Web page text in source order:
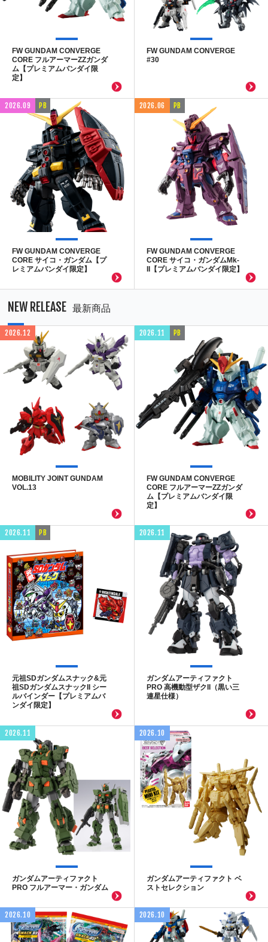
FW GUNDAM CONVERGE
CORE フルアーマーZZガンダ
ム【プレミアムバンダイ限
定】
FW GUNDAM CONVERGE
#30
2026.09 PB
FW GUNDAM CONVERGE
CORE サイコ・ガンダム【プ
レミアムバンダイ限定】
2026.06 PB
FW GUNDAM CONVERGE
CORE サイコ・ガンダムMk-
II【プレミアムバンダイ限定】
NEW RELEASE 最新商品
2026.12
MOBILITY JOINT GUNDAM
VOL.13
2026.11 PB
FW GUNDAM CONVERGE
CORE フルアーマーZZガンダ
ム【プレミアムバンダイ限
定】
2026.11 PB
元祖SDガンダムスナック&元
祖SDガンダムスナックII シー
ルバインダー【プレミアムバ
ンダイ限定】
2026.11
ガンダムアーティファクト
PRO 高機動型ザクII（黒い三
連星仕様）
2026.11
ガンダムアーティファクト
PRO フルアーマー・ガンダム
2026.10
ガンダムアーティファクト ベ
ストセレクション
2026.10 2026.10